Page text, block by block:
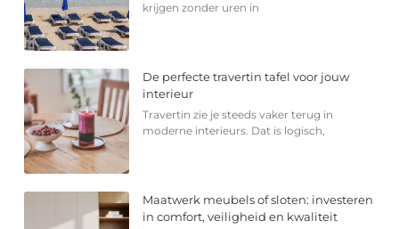
krijgen zonder uren in
De perfecte travertin tafel voor jouw
interieur
Travertin zie je steeds vaker terug in
moderne interieurs. Dat is logisch,
Maatwerk meubels of sloten: investeren
in comfort, veiligheid en kwaliteit